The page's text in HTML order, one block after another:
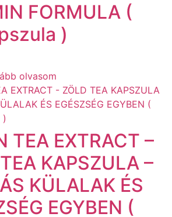
FORMULA (
)
olvasom
TEA EXTRACT –
KAPSZULA –
KÜLALAK ÉS
EGYBEN (